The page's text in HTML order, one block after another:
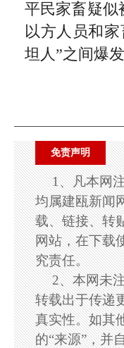
平民家畜疑似
以方人员和
坦人”之间爆
免责声明
1、凡本网
均属建瓯新闻
载、链接、转
网站，在下载
究责任。
2、本网未
转载出于传递
真实性。如其
的“来源”，并